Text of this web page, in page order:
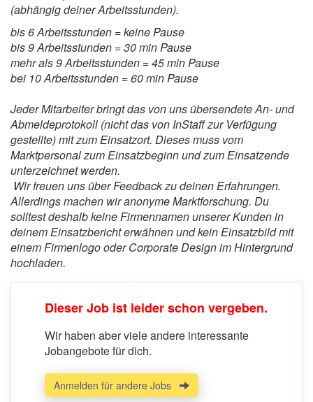
(abhängig deiner Arbeitsstunden).
bis 6 Arbeitsstunden = keine Pause
bis 9 Arbeitsstunden = 30 min Pause
mehr als 9 Arbeitsstunden = 45 min Pause
bei 10 Arbeitsstunden = 60 min Pause
Jeder Mitarbeiter bringt das von uns übersendete An- und
Abmeldeprotokoll (nicht das von InStaff zur Verfügung
gestellte) mit zum Einsatzort. Dieses muss vom
Marktpersonal zum Einsatzbeginn und zum Einsatzende
unterzeichnet werden.
Wir freuen uns über Feedback zu deinen Erfahrungen.
Allerdings machen wir anonyme Marktforschung. Du
solltest deshalb keine Firmennamen unserer Kunden in
deinem Einsatzbericht erwähnen und kein Einsatzbild mit
einem Firmenlogo oder Corporate Design im Hintergrund
hochladen.
Dieser Job ist leider schon vergeben.
Wir haben aber viele andere interessante
Jobangebote für dich.
Anmelden für andere Jobs